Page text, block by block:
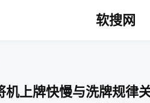
软搜网
机上牌快慢与洗牌规律